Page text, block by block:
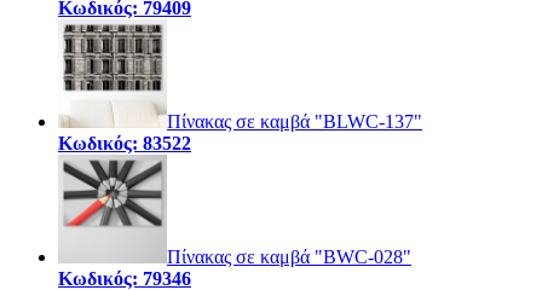
Κωδικός: 79409
Πίνακας σε καμβά "BLWC-137"
Κωδικός: 83522
Πίνακας σε καμβά "BWC-028"
Κωδικός: 79346